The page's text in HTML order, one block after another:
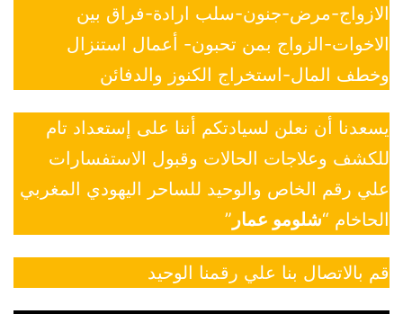
الازواج-مرض-جنون-سلب ارادة-فراق بين
الاخوات-الزواج بمن تحبون- أعمال استنزال
وخطف المال-استخراج الكنوز والدفائن
يسعدنا أن نعلن لسيادتكم أننا على إستعداد تام
للكشف وعلاجات الحالات وقبول الاستفسارات
علي رقم الخاص والوحيد للساحر اليهودي المغربي
الحاخام “شلومو عمار ”
قم بالاتصال بنا علي رقمنا الوحيد